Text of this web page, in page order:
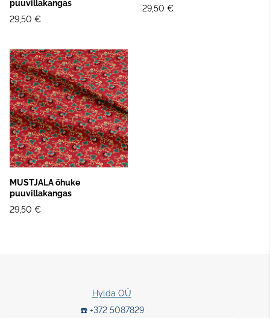
puuvillakangas
29,50 €
29,50 €
MUSTJALA õhuke
puuvillakangas
29,50 €
Hylda OÜ
☎️ +372 5087829